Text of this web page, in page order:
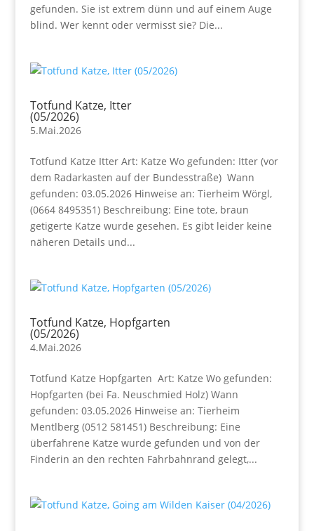
gefunden. Sie ist extrem dünn und auf einem Auge
blind. Wer kennt oder vermisst sie? Die...
Totfund Katze, Itter
(05/2026)
5.Mai.2026
Totfund Katze Itter Art: Katze Wo gefunden: Itter (vor
dem Radarkasten auf der Bundesstraße) Wann
gefunden: 03.05.2026 Hinweise an: Tierheim Wörgl,
(0664 8495351) Beschreibung: Eine tote, braun
getigerte Katze wurde gesehen. Es gibt leider keine
näheren Details und...
Totfund Katze, Hopfgarten
(05/2026)
4.Mai.2026
Totfund Katze Hopfgarten Art: Katze Wo gefunden:
Hopfgarten (bei Fa. Neuschmied Holz) Wann
gefunden: 03.05.2026 Hinweise an: Tierheim
Mentlberg (0512 581451) Beschreibung: Eine
überfahrene Katze wurde gefunden und von der
Finderin an den rechten Fahrbahnrand gelegt,...